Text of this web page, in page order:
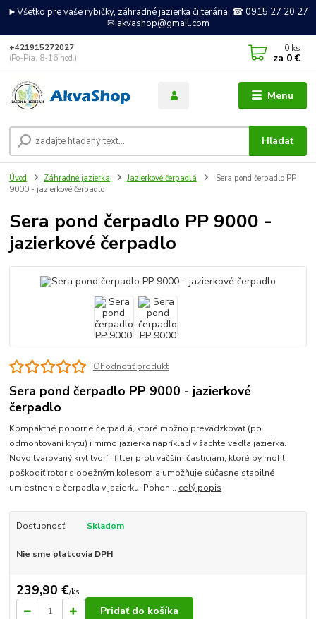
►Všetko pre vaše rybičky, záhradné jazierka či terária. ☎ 0915 27 20 27
✉ akvashop@gmail.com
Menu
Hľadať
+421915272027
(Po-Pia, 8-16 hod.)
0 ks
za 0 €
Úvod Záhradné jazierka Jazierkové čerpadlá
Sera pond čerpadlo PP
9000 - jazierkové čerpadlo
Sera pond čerpadlo PP 9000 -
jazierkové čerpadlo
Ohodnotiť produkt
Sera pond čerpadlo PP 9000 - jazierkové
čerpadlo
Kompaktné ponorné čerpadlá, ktoré možno prevádzkovať (po
odmontovaní krytu) i mimo jazierka napríklad v šachte vedľa jazierka.
Novo tvarovaný kryt tvorí i filter proti väčším časticiam, ktoré by mohli
poškodiť rotor s obežným kolesom a umožňuje súčasne stabilné
umiestnenie čerpadla v jazierku. Pohon... celý popis
Dostupnosť Skladom
Nie sme platcovia DPH
239,90 €/ks
Pridať do košíka